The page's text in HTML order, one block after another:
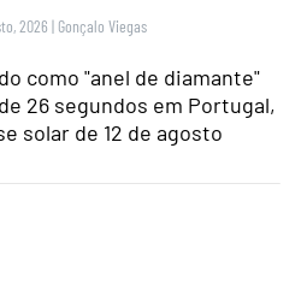
2026 | Gonçalo Viegas
como "anel de diamante"
26 segundos em Portugal,
solar de 12 de agosto